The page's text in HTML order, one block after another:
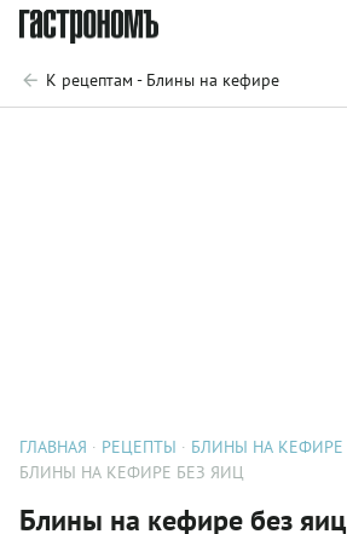
К рецептам - Блины на кефире
ГЛАВНАЯ РЕЦЕПТЫ
БЛИНЫ НА КЕФИРЕ
БЛИНЫ НА КЕФИРЕ БЕЗ ЯИЦ
Блины на кефире без яиц